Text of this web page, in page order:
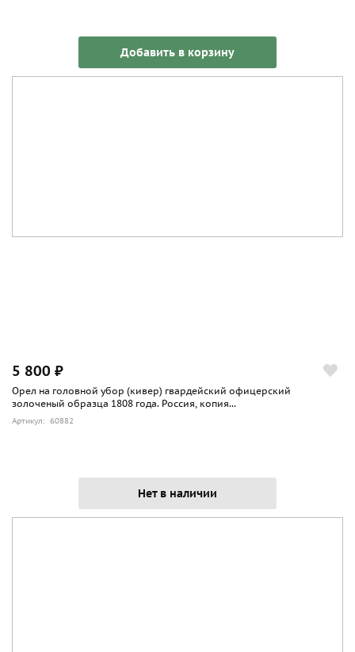
Добавить в корзину
5 800 ₽
Орел на головной убор (кивер) гвардейский офицерский
золоченый образца 1808 года. Россия, копия...
Артикул: 60882
Нет в наличии